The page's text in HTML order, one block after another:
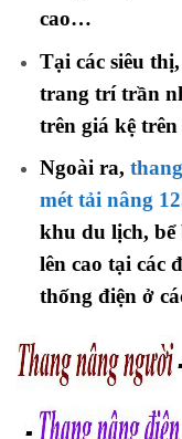
cao…
Tại các siêu
trang trí trần
trên giá kệ
Ngoài ra,
mét tải nâng
khu du lịch,
lên cao tại các
thống điện ở